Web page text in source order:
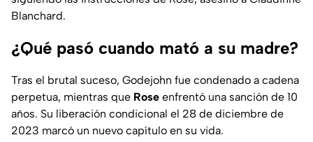
Blanchard.
¿Qué pasó cuando mató a su madre?
Tras el brutal suceso, Godejohn fue condenado a cadena
perpetua, mientras que Rose enfrentó una sanción de 10
años. Su liberación condicional el 28 de diciembre de
2023 marcó un nuevo capítulo en su vida.